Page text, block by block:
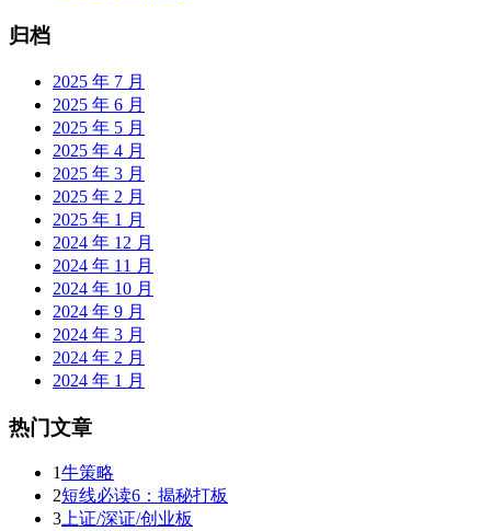
归档
2025 年 7 月
2025 年 6 月
2025 年 5 月
2025 年 4 月
2025 年 3 月
2025 年 2 月
2025 年 1 月
2024 年 12 月
2024 年 11 月
2024 年 10 月
2024 年 9 月
2024 年 3 月
2024 年 2 月
2024 年 1 月
热门文章
1牛策略
2短线必读6：揭秘打板
3 上证/深证/创业板